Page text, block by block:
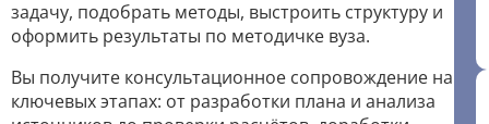
задачу, подобрать методы, выстроить структуру и
оформить результаты по методичке вуза.
Вы получите консультационное сопровождение на
ключевых этапах: от разработки плана и анализа